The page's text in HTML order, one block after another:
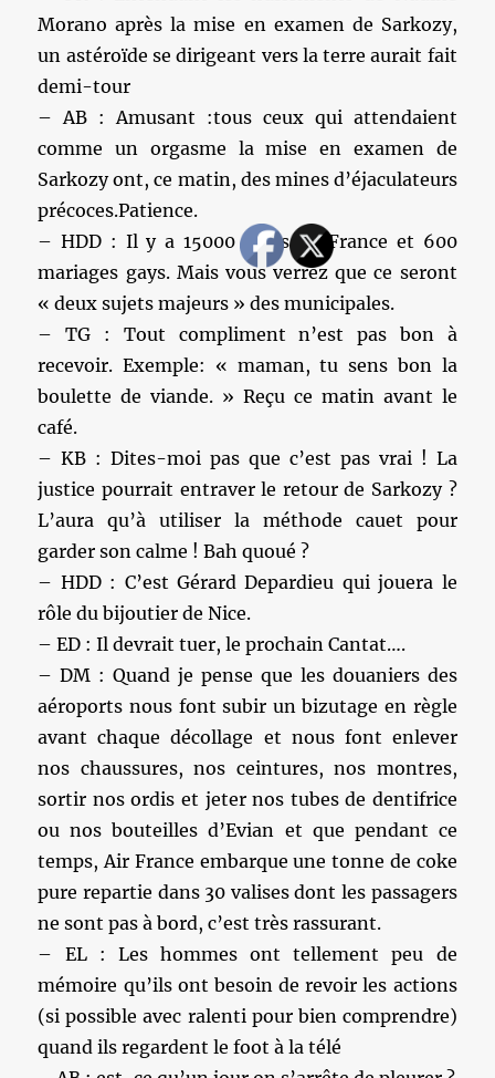
Morano après la mise en examen de Sarkozy,
un astéroïde se dirigeant vers la terre aurait fait
demi-tour
– AB : Amusant :tous ceux qui attendaient
comme un orgasme la mise en examen de
Sarkozy ont, ce matin, des mines d’éjaculateurs
précoces.Patience.
– HDD : Il y a 15000 roms en France et 600
mariages gays. Mais vous verrez que ce seront
« deux sujets majeurs » des municipales.
– TG : Tout compliment n’est pas bon à
recevoir. Exemple: « maman, tu sens bon la
boulette de viande. » Reçu ce matin avant le
café.
– KB : Dites-moi pas que c’est pas vrai ! La
justice pourrait entraver le retour de Sarkozy ?
L’aura qu’à utiliser la méthode cauet pour
garder son calme ! Bah quoué ?
– HDD : C’est Gérard Depardieu qui jouera le
rôle du bijoutier de Nice.
– ED : Il devrait tuer, le prochain Cantat….
– DM : Quand je pense que les douaniers des
aéroports nous font subir un bizutage en règle
avant chaque décollage et nous font enlever
nos chaussures, nos ceintures, nos montres,
sortir nos ordis et jeter nos tubes de dentifrice
ou nos bouteilles d’Evian et que pendant ce
temps, Air France embarque une tonne de coke
pure repartie dans 30 valises dont les passagers
ne sont pas à bord, c’est très rassurant.
– EL : Les hommes ont tellement peu de
mémoire qu’ils ont besoin de revoir les actions
(si possible avec ralenti pour bien comprendre)
quand ils regardent le foot à la télé